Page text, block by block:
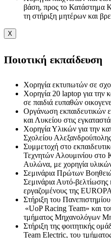
βάση, προς το Κατάστημα
τη στήριξη μητέρων και
X
Ποιοτική εκπαίδευση
Χορηγία εκτυπωτών σε
Χορηγία 20 laptop για την
σε παιδιά ευπαθών
Οργάνωση εκπαιδευτικών
και Λυκείου στις
Χορηγία Υλικών για την
Σχολείου
Συμμετοχή στο
Τεχνητών Αλουμινίου
Αυλώνα, με χορηγία
Σεμινάρια Πρώτων
Σεμινάρια Αυτό-βελτίωσης
εργαζομένους της EUROPA
Στήριξη του
«UoP Racing Team» και
τμήματος Μηχανολόγων
Στήριξη της φοιτητικής
Team Electric, του